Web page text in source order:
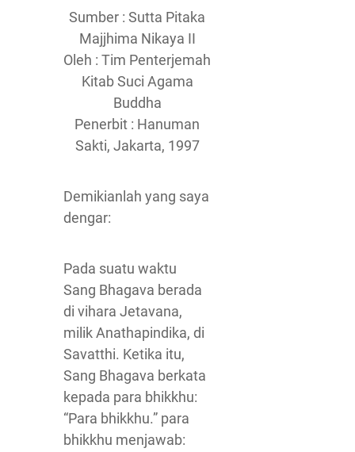
Sumber : Sutta Pitaka
Majjhima Nikaya II
Oleh : Tim Penterjemah
Kitab Suci Agama
Buddha
Penerbit : Hanuman
Sakti, Jakarta, 1997
Demikianlah yang saya
dengar:
Pada suatu waktu
Sang Bhagava berada
di vihara Jetavana,
milik Anathapindika, di
Savatthi. Ketika itu,
Sang Bhagava berkata
kepada para bhikkhu:
“Para bhikkhu.” para
bhikkhu menjawab: